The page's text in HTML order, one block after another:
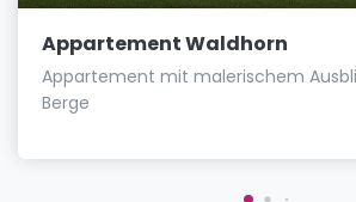
Appartement Waldhorn
Appartement mit malerischem
Berge